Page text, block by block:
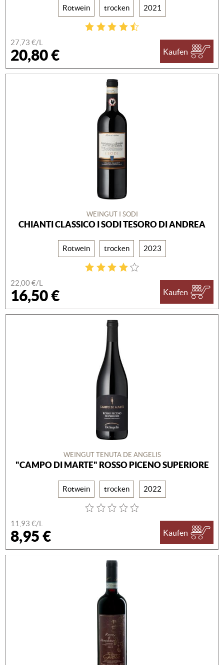
Rotwein trocken 2021
27,73 €/L
20,80 € Kaufen
WEINGUT I SODI
CHIANTI CLASSICO I SODI TESORO DI ANDREA
Rotwein trocken 2023
22,00 €/L
16,50 € Kaufen
WEINGUT TENUTA DE ANGELIS
"CAMPO DI MARTE" ROSSO PICENO SUPERIORE
Rotwein trocken 2022
11,93 €/L
8,95 € Kaufen